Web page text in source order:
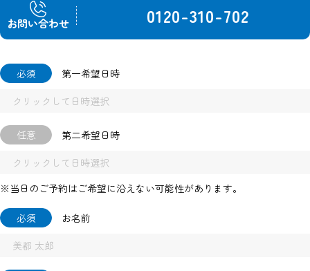
お問い合わせ 0120-310-702
必須 第一希望日時
任意 第二希望日時
※当日のご予約はご希望に沿えない可能性があります。
必須 お名前